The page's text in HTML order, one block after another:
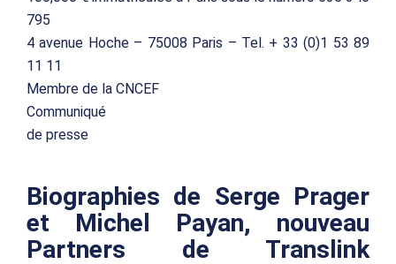
795
4 avenue Hoche – 75008 Paris – Tel. + 33 (0)1 53 89
11 11
Membre de la CNCEF
Communiqué
de presse
Biographies de Serge Prager
et Michel Payan, nouveau
Partners de Translink